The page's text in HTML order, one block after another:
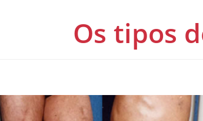
Os tipos